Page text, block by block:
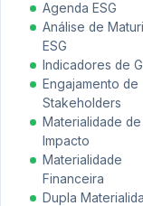
Agenda ESG
Análise de
ESG
Indicadores de
Engajamento de
Stakeholders
Materialidade de
Impacto
Materialidade
Financeira
Dupla